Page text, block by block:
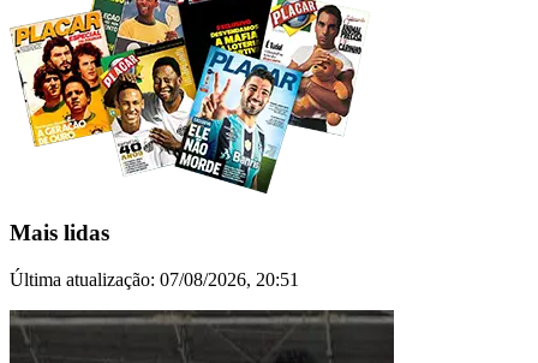
Mais lidas
Última atualização: 07/08/2026, 20:51